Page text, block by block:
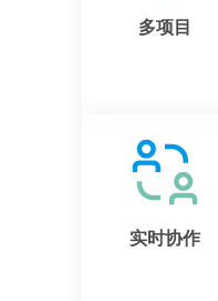
多项目
实时协作